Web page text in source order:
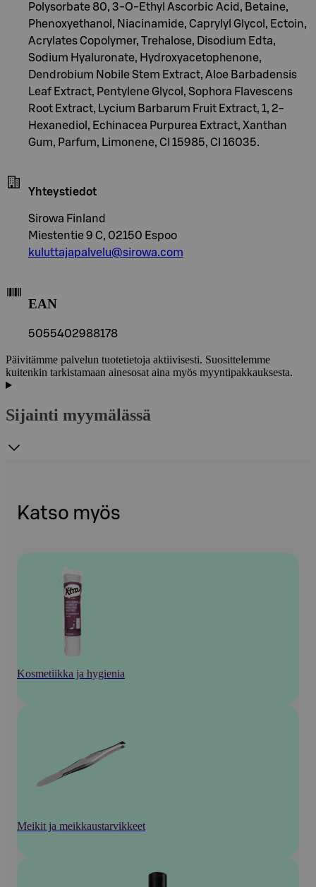
Polysorbate 80, 3-O-Ethyl Ascorbic Acid, Betaine,
Phenoxyethanol, Niacinamide, Caprylyl Glycol, Ectoin,
Acrylates Copolymer, Trehalose, Disodium Edta,
Sodium Hyaluronate, Hydroxyacetophenone,
Dendrobium Nobile Stem Extract, Aloe Barbadensis
Leaf Extract, Pentylene Glycol, Sophora Flavescens
Root Extract, Lycium Barbarum Fruit Extract, 1, 2-
Hexanediol, Echinacea Purpurea Extract, Xanthan
Gum, Parfum, Limonene, CI 15985, CI 16035.
Yhteystiedot
Sirowa Finland
Miestentie 9 C, 02150 Espoo
kuluttajapalvelu@sirowa.com
EAN
5055402988178
Päivitämme palvelun tuotetietoja aktiivisesti. Suosittelemme
kuitenkin tarkistamaan ainesosat aina myös myyntipakkauksesta.
Sijainti myymälässä
Katso myös
Kosmetiikka ja hygienia
Meikit ja meikkaustarvikkeet